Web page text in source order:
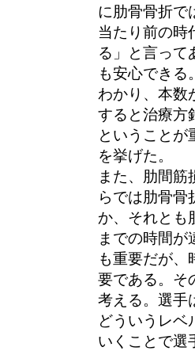
に肋骨骨折で
当たり前の時
る」と言って
も安心できる
わかり、本数
すると治療方
ということが
を挙げた。
また、肋間
らでは肋骨骨
か、それとも
までの時間
も重要だが、
要である。そ
考える。選手
どういうレベ
いくことで選